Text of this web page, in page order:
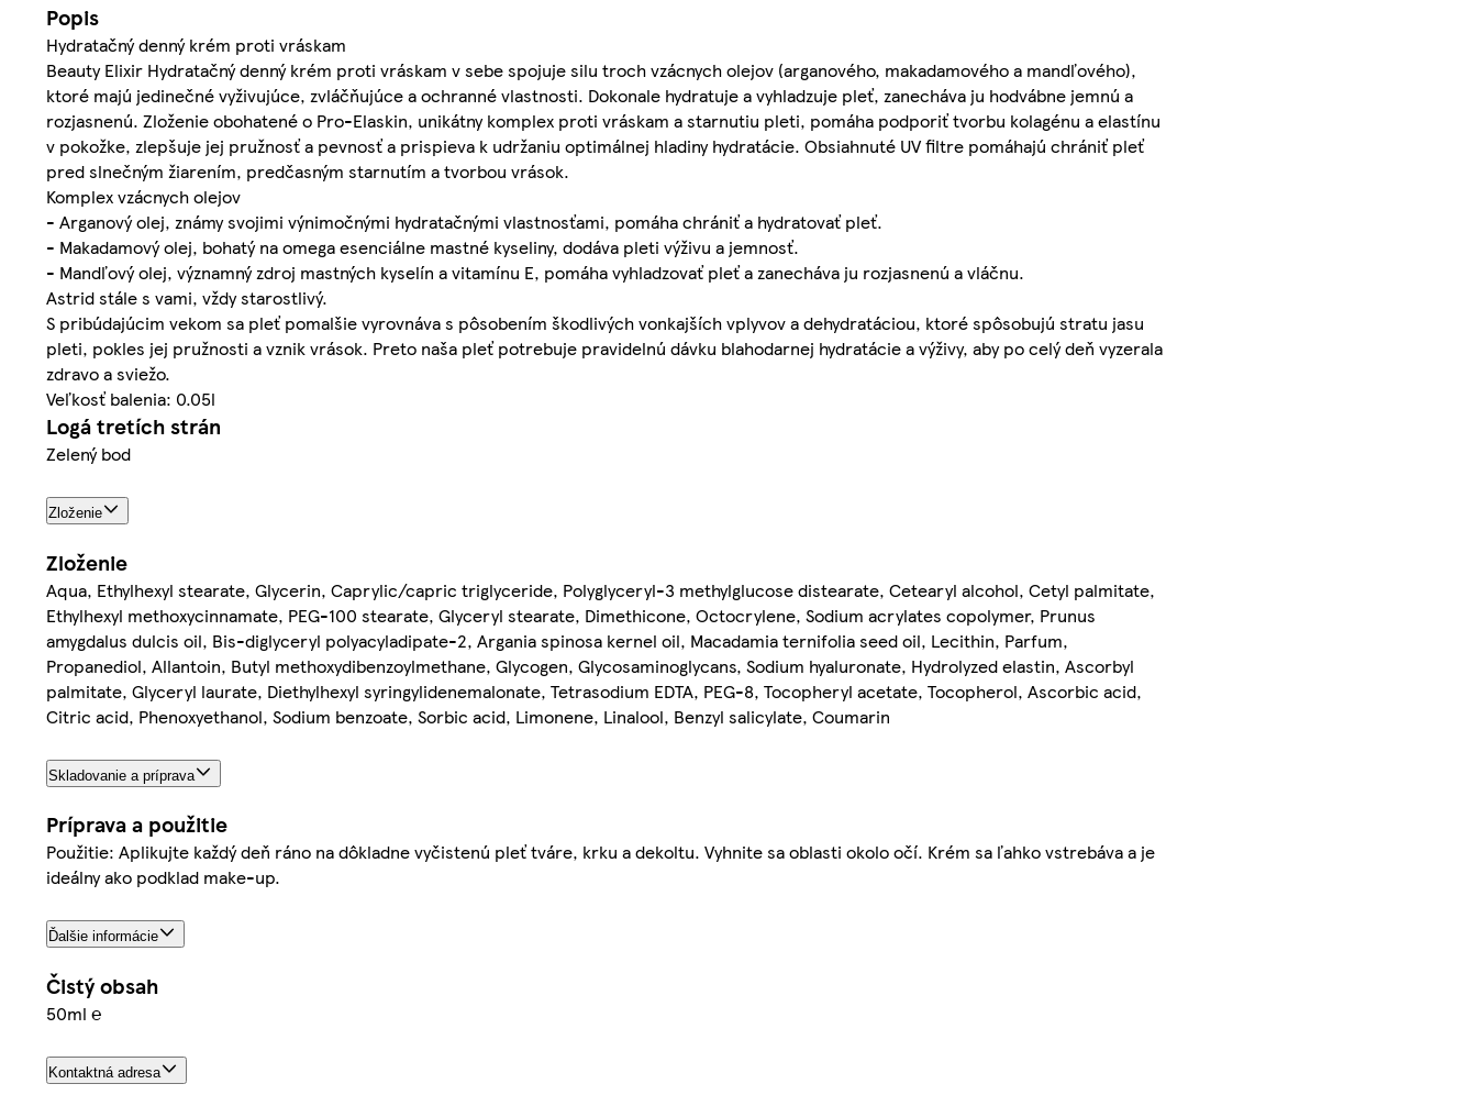
Popis
Hydratačný denný krém proti vráskam
Beauty Elixir Hydratačný denný krém proti vráskam v sebe spojuje silu troch vzácnych olejov (arganového, makadamového a mandľového),
ktoré majú jedinečné vyživujúce, zvláčňujúce a ochranné vlastnosti. Dokonale hydratuje a vyhladzuje pleť, zanecháva ju hodvábne jemnú a
rozjasnenú. Zloženie obohatené o Pro-Elaskin, unikátny komplex proti vráskam a starnutiu pleti, pomáha podporiť tvorbu kolagénu a elastínu
v pokožke, zlepšuje jej pružnosť a pevnosť a prispieva k udržaniu optimálnej hladiny hydratácie. Obsiahnuté UV filtre pomáhajú chrániť pleť
pred slnečným žiarením, predčasným starnutím a tvorbou vrások.
Komplex vzácnych olejov
- Arganový olej, známy svojimi výnimočnými hydratačnými vlastnosťami, pomáha chrániť a hydratovať pleť.
- Makadamový olej, bohatý na omega esenciálne mastné kyseliny, dodáva pleti výživu a jemnosť.
- Mandľový olej, významný zdroj mastných kyselín a vitamínu E, pomáha vyhladzovať pleť a zanecháva ju rozjasnenú a vláčnu.
Astrid stále s vami, vždy starostlivý.
S pribúdajúcim vekom sa pleť pomalšie vyrovnáva s pôsobením škodlivých vonkajších vplyvov a dehydratáciou, ktoré spôsobujú stratu jasu
pleti, pokles jej pružnosti a vznik vrások. Preto naša pleť potrebuje pravidelnú dávku blahodarnej hydratácie a výživy, aby po celý deň vyzerala
zdravo a sviežo.
Veľkosť balenia: 0.05l
Logá tretích strán
Zelený bod
Zloženie
Zloženie
Aqua, Ethylhexyl stearate, Glycerin, Caprylic/capric triglyceride, Polyglyceryl-3 methylglucose distearate, Cetearyl alcohol, Cetyl palmitate,
Ethylhexyl methoxycinnamate, PEG-100 stearate, Glyceryl stearate, Dimethicone, Octocrylene, Sodium acrylates copolymer, Prunus
amygdalus dulcis oil, Bis-diglyceryl polyacyladipate-2, Argania spinosa kernel oil, Macadamia ternifolia seed oil, Lecithin, Parfum,
Propanediol, Allantoin, Butyl methoxydibenzoylmethane, Glycogen, Glycosaminoglycans, Sodium hyaluronate, Hydrolyzed elastin, Ascorbyl
palmitate, Glyceryl laurate, Diethylhexyl syringylidenemalonate, Tetrasodium EDTA, PEG-8, Tocopheryl acetate, Tocopherol, Ascorbic acid,
Citric acid, Phenoxyethanol, Sodium benzoate, Sorbic acid, Limonene, Linalool, Benzyl salicylate, Coumarin
Skladovanie a príprava
Príprava a použitie
Použitie: Aplikujte každý deň ráno na dôkladne vyčistenú pleť tváre, krku a dekoltu. Vyhnite sa oblasti okolo očí. Krém sa ľahko vstrebáva a je
ideálny ako podklad make-up.
Ďalšie informácie
Čistý obsah
50ml ℮
Kontaktná adresa